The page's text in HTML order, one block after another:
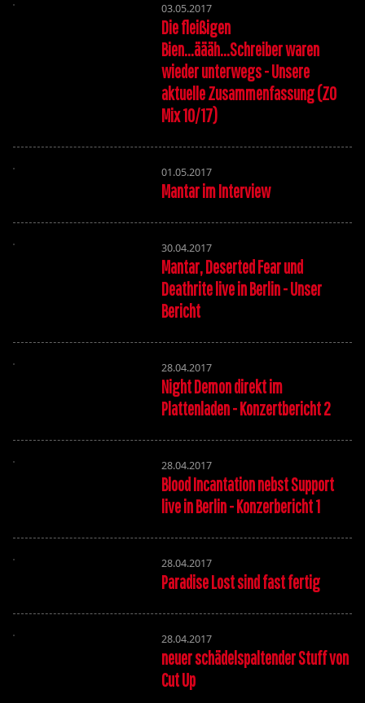
03.05.2017
Die fleißigen
Bien...äääh...Schreiber waren
wieder unterwegs - Unsere
aktuelle Zusammenfassung (ZO
Mix 10/17)
01.05.2017
Mantar im Interview
30.04.2017
Mantar, Deserted Fear und
Deathrite live in Berlin - Unser
Bericht
28.04.2017
Night Demon direkt im
Plattenladen - Konzertbericht 2
28.04.2017
Blood Incantation nebst Support
live in Berlin - Konzerbericht 1
28.04.2017
Paradise Lost sind fast fertig
28.04.2017
neuer schädelspaltender Stuff von
Cut Up